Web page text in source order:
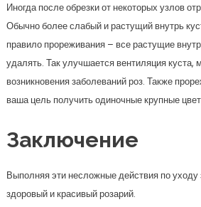
Иногда после обрезки от некоторых узлов
Обычно более слабый и растущий внутрь
правило прореживания – все растущие
удалять. Так улучшается вентиляция куста,
возникновения заболеваний роз. Также
ваша цель получить одиночные крупные
Заключение
Выполняя эти несложные действия по уходу
здоровый и красивый розарий.